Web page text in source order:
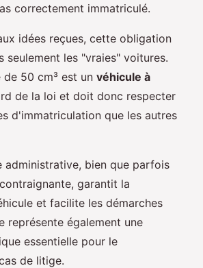
correctement immatriculé.
idées reçues, cette obligation
seulement les "vraies" voitures.
50 cm³ est un véhicule à
de la loi et doit donc respecter
d'immatriculation que les autres
administrative, bien que parfois
garantit la
et facilite les démarches
représente également une
essentielle pour le
de litige.